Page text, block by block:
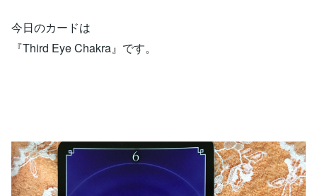
今日のカードは
『Third Eye Chakra』です。